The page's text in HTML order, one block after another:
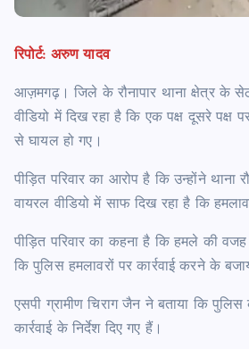
रिपोर्ट: अरुण यादव
आज़मगढ़। जिले के रौनापार थाना क्षेत्र के
वीडियो में दिख रहा है कि एक पक्ष दूसरे
से घायल हो गए।
पीड़ित परिवार का आरोप है कि उन्होंने
वायरल वीडियो में साफ दिख रहा है कि
पीड़ित परिवार का कहना है कि हमले की
कि पुलिस हमलावरों पर कार्रवाई करने के
एसपी ग्रामीण चिराग जैन ने बताया कि
कार्रवाई के निर्देश दिए गए हैं।